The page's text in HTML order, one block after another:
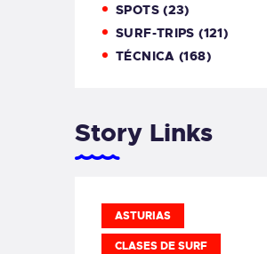
SPOTS(23)
SURF-TRIPS (121)
TÉCNICA (168)
Story Links
ASTURIAS
CLASES DE SURF